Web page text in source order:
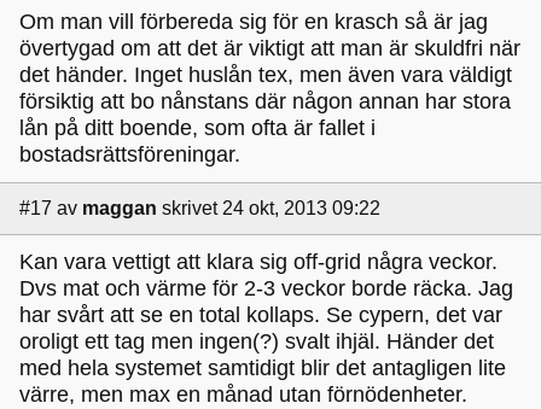
Om man vill förbereda sig för en krasch så är jag
övertygad om att det är viktigt att man är skuldfri när
det händer. Inget huslån tex, men även vara väldigt
försiktig att bo nånstans där någon annan har stora
lån på ditt boende, som ofta är fallet i
bostadsrättsföreningar.
#17 av maggan skrivet 24 okt, 2013 09:22
Kan vara vettigt att klara sig off-grid några veckor.
Dvs mat och värme för 2-3 veckor borde räcka. Jag
har svårt att se en total kollaps. Se cypern, det var
oroligt ett tag men ingen(?) svalt ihjäl. Händer det
med hela systemet samtidigt blir det antagligen lite
värre, men max en månad utan förnödenheter.